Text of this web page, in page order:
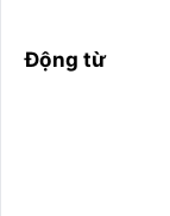
Động từ